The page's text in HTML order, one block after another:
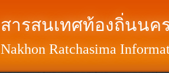
สารสนเทศท้องถิ่นนค
Nakhon Ratchasima